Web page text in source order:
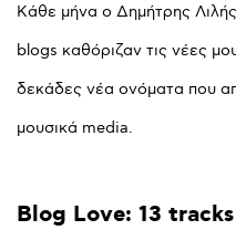
Κάθε μήνα ο Δημήτρης
blogs καθόριζαν τις νέες
δεκάδες νέα ονόματα που
μουσικά media.
Blog Love: 13 tracks